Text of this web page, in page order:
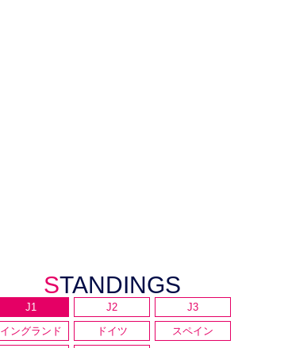
STANDINGS
J1 J2
J3
イングランド
ドイツ
スペイン